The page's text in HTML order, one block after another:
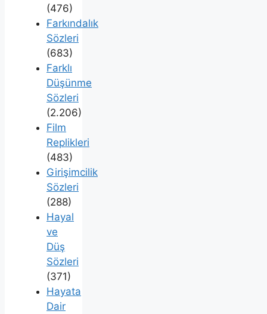
(476)
Farkındalık
Sözleri
(683)
Farklı
Düşünme
Sözleri
(2.206)
Film
Replikleri
(483)
Girişimcilik
Sözleri
(288)
Hayal
ve
Düş
Sözleri
(371)
Hayata
Dair